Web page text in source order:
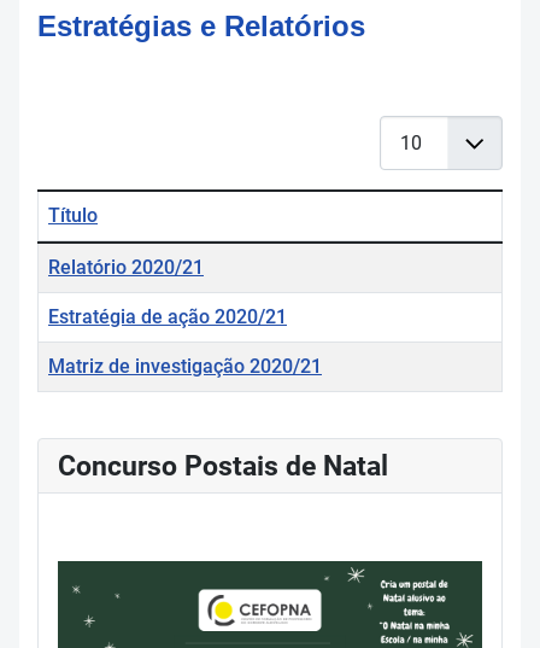
Estratégias e Relatórios
Tabela de artigos
Título
Relatório 2020/21
Estratégia de ação 2020/21
Matriz de investigação 2020/21
Concurso Postais de Natal